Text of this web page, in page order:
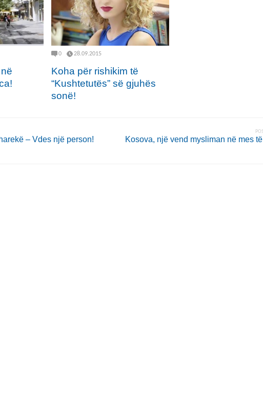
0 28.09.2015
Koha për rishikim të
“Kushtetutës” së gjuhës
sonë!
– Vdes një person!
Kosova, një vend mysliman në mes